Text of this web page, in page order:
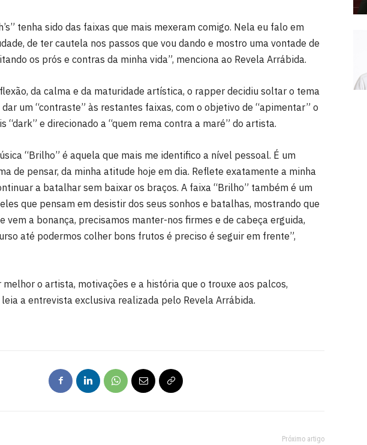
tenha sido das faixas que mais mexeram comigo. Nela eu falo em
de ter cautela nos passos que vou dando e mostro uma vontade de
os prós e contras da minha vida”, menciona ao Revela Arrábida.
da calma e da maturidade artística, o rapper decidiu soltar o tema
dar um “contraste” às restantes faixas, com o objetivo de “apimentar” o
“dark” e direcionado a “quem rema contra a maré” do artista.
“Brilho” é aquela que mais me identifico a nível pessoal. É um
de pensar, da minha atitude hoje em dia. Reflete exatamente a minha
a batalhar sem baixar os braços. A faixa “Brilho” também é um
que pensam em desistir dos seus sonhos e batalhas, mostrando que
vem a bonança, precisamos manter-nos firmes e de cabeça erguida,
até podermos colher bons frutos é preciso é seguir em frente”,
melhor o artista, motivações e a história que o trouxe aos palcos,
leia a entrevista exclusiva realizada pelo Revela Arrábida.
Próximo artigo